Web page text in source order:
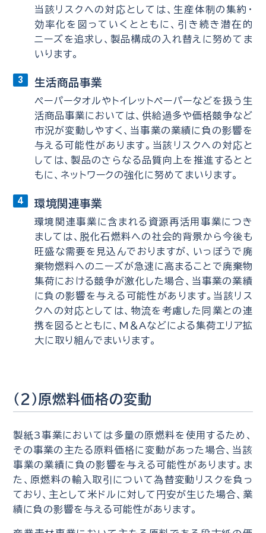
当該リスクへの対応としては、生産体制の集約・
効率化を図っていくとともに、引き続き潜在的
ニーズを追求し、製品構成の入れ替えに努めてま
いります。
生活商品事業
ペーパータオルやトイレットペーパーなどを扱う生
活商品事業においては、供給過多や価格競争など
市況が変動しやすく、当事業の業績に負の影響を
与える可能性があります。当該リスクへの対応と
しては、製品のさらなる品質向上を推進するとと
もに、ネットワークの強化に努めてまいります。
環境関連事業
環境関連事業に含まれる資源再活用事業につき
ましては、脱化石燃料への社会的背景から今後も
旺盛な需要を見込んでおりますが、いっぽうで廃
棄物燃料へのニーズが急速に高まることで廃棄物
集荷における競争が激化した場合、当事業の業績
に負の影響を与える可能性があります。当該リス
クへの対応としては、物流を考慮した同業との連
携を図るとともに、M＆Aなどによる集荷エリア拡
大に取り組んでまいります。
（2）原燃料価格の変動
製紙3事業においては多量の原燃料を使用するため、
その事業の主たる原料価格に変動があった場合、当該
事業の業績に負の影響を与える可能性があります。ま
た、原燃料の輸入取引について為替変動リスクを負っ
ており、主として米ドルに対して円安が生じた場合、業
績に負の影響を与える可能性があります。